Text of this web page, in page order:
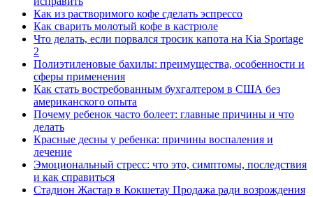
Как из растворимого кофе сделать эспрессо
Как сварить молотый кофе в кастрюле
Что делать, если порвался тросик капота на Kia Sportage
2
Полиэтиленовые бахилы: преимущества, особенности и
сферы применения
Как стать востребованным бухгалтером в США без
американского опыта
Почему ребенок часто болеет: главные причины и что
делать
Красные десны у ребенка: причины воспаления и
лечение
Эмоциональный стресс: что это, симптомы, последствия
и как справиться
Стадион Жастар в Кокшетау Продажа ради возрождения